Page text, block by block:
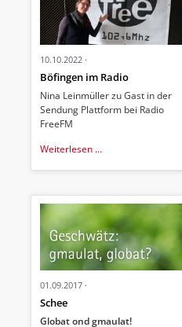
10.10.2022
Böfingen im Radio
Nina Leinmüller zu Gast in der
Sendung Plattform bei Radio
FreeFM
Weiterlesen …Böfingen
01.09.2017
Schee
Globat ond gmaulat!